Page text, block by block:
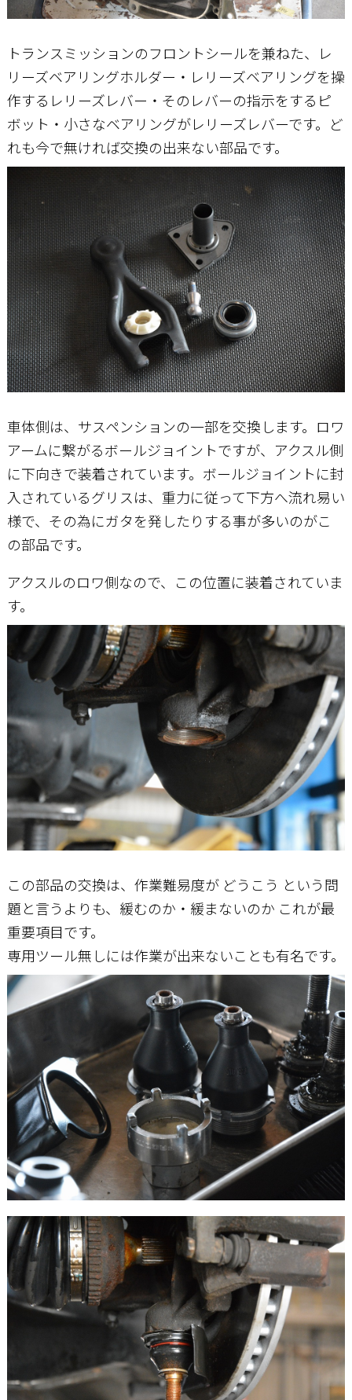
トランスミッションのフロントシールを兼ねた、レ
リーズベアリングホルダー・レリーズベアリングを操
作するレリーズレバー・そのレバーの指示をするピ
ボット・小さなベアリングがレリーズレバーです。ど
れも今で無ければ交換の出来ない部品です。
車体側は、サスペンションの一部を交換します。ロワ
アームに繋がるボールジョイントですが、アクスル側
に下向きで装着されています。ボールジョイントに封
入されているグリスは、重力に従って下方へ流れ易い
様で、その為にガタを発したりする事が多いのがこ
の部品です。
アクスルのロワ側なので、この位置に装着されていま
す。
この部品の交換は、作業難易度が どうこう という問
題と言うよりも、緩むのか・緩まないのか これが最
重要項目です。
専用ツール無しには作業が出来ないことも有名です。